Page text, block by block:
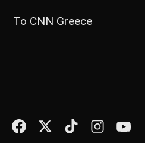
Το CNN Greece